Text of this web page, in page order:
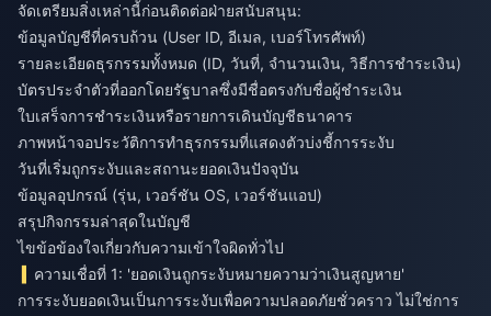
จัดเตรียมสิ่งเหล่านี้ก่อนติดต่อฝ่ายสนับสนุน:
ข้อมูลบัญชีที่ครบถ้วน (User ID, อีเมล, เบอร์โทรศัพท์)
รายละเอียดธุรกรรมทั้งหมด (ID, วันที่, จำนวนเงิน, วิธีการชำระเงิน)
บัตรประจำตัวที่ออกโดยรัฐบาลซึ่งมีชื่อตรงกับชื่อผู้ชำระเงิน
ใบเสร็จการชำระเงินหรือรายการเดินบัญชีธนาคาร
ภาพหน้าจอประวัติการทำธุรกรรมที่แสดงตัวบ่งชี้การระงับ
วันที่เริ่มถูกระงับและสถานะยอดเงินปัจจุบัน
ข้อมูลอุปกรณ์ (รุ่น, เวอร์ชัน OS, เวอร์ชันแอป)
สรุปกิจกรรมล่าสุดในบัญชี
ไขข้อข้องใจเกี่ยวกับความเข้าใจผิดทั่วไป
ความเชื่อที่ 1: 'ยอดเงินถูกระงับหมายความว่าเงินสูญหาย'
การระงับยอดเงินเป็นการระงับเพื่อความปลอดภัยชั่วคราว ไม่ใช่การ